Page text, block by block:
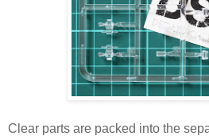
Clear parts are packed into the